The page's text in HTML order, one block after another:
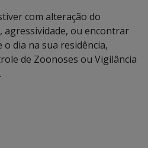
com alteração do
agressividade, ou encontrar
dia na sua residência,
de Zoonoses ou Vigilância